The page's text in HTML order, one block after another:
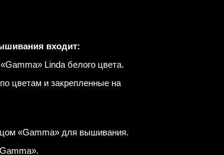
входит:
Linda белого цвета.
цветам и закрепленные на
«Gamma» для вышивания.